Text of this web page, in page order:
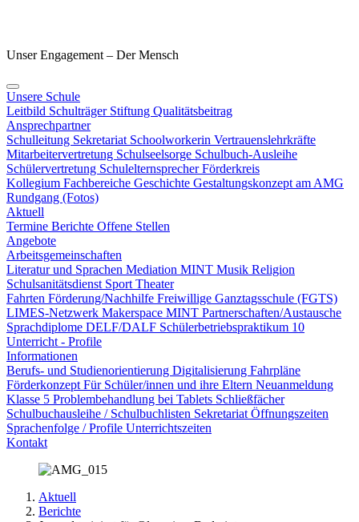
Unser Engagement – Der Mensch
Unsere Schule
Leitbild Schulträger Stiftung Qualitätsbeitrag
Ansprechpartner
Schulleitung Sekretariat Schoolworkerin Vertrauenslehrkräfte
Mitarbeitervertretung Schulseelsorge Schulbuch-Ausleihe
Schülervertretung SchulelternsprecherFörderkreis
Kollegium Fachbereiche Geschichte Gestaltungskonzept am AMG
Rundgang (Fotos)
Aktuell
Termine Berichte Offene Stellen
Angebote
Arbeitsgemeinschaften
Literatur und Sprachen Mediation MINT Musik Religion
Schulsanitätsdienst Sport Theater
Fahrten Förderung/Nachhilfe Freiwillige Ganztagsschule (FGTS)
LIMES-Netzwerk Makerspace MINT Partnerschaften/Austausche
Sprachdiplome DELF/DALF Schülerbetriebspraktikum 10
Unterricht - Profile
Informationen
Berufs- und Studienorientierung Digitalisierung Fahrpläne
Förderkonzept Für Schüler/innen und ihre Eltern Neuanmeldung
Klasse 5 Problembehandlung bei Tablets Schließfächer
Schulbuchausleihe / Schulbuchlisten Sekretariat Öffnungszeiten
Sprachenfolge / Profile Unterrichtszeiten
Kontakt
Aktuell
Berichte